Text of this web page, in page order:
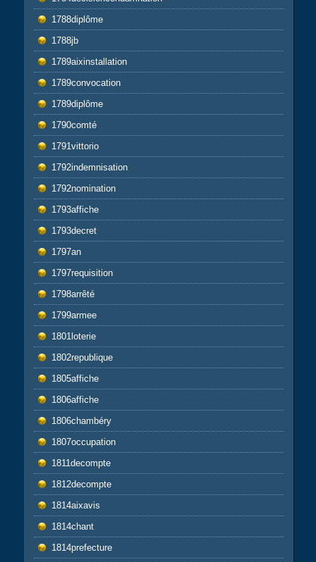
1788diplôme
1788jb
1789aixinstallation
1789convocation
1789diplôme
1790comté
1791vittorio
1792indemnisation
1792nomination
1793affiche
1793decret
1797an
1797requisition
1798arrêté
1799armee
1801loterie
1802republique
1805affiche
1806affiche
1806chambéry
1807occupation
1811decompte
1812decompte
1814aixavis
1814chant
1814prefecture